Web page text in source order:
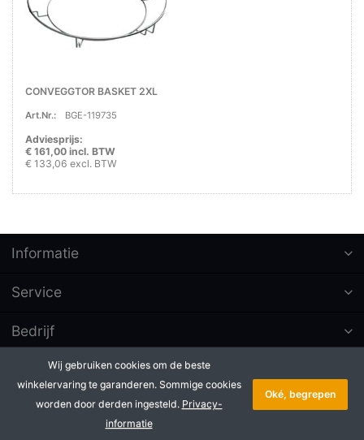
CONVEGGTOR BASKET 2XL
Art.Nr.: BGE-119735
Adviesprijs:
€ 161,00 incl. BTW
€ 133,06 excl. BTW
Informatie
Service
Bedrijf
Abonneer op nieuwsbrieven
* Alle prijzen excl. btw, plus
Copyright © 2026 Badé B.V.. Alle
Wij gebruiken cookies om de beste
winkelervaring te garanderen. Sommige cookies
worden door derden ingesteld. Privacy-
informatie
Oké, begrepen